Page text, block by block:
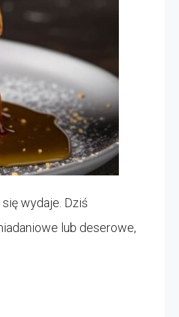
wydaje. Dziś
lub deserowe,